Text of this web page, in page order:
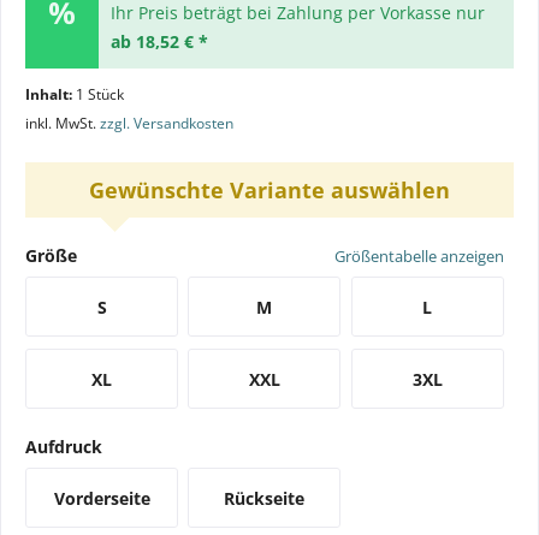
Ihr Preis beträgt bei Zahlung per Vorkasse nur
ab 18,52 € *
Inhalt: 1 Stück
inkl. MwSt.zzgl. Versandkosten
Gewünschte Variante auswählen
Größe Größentabelle anzeigen
S M L
XL XXL 3XL
Aufdruck
Vorderseite Rückseite